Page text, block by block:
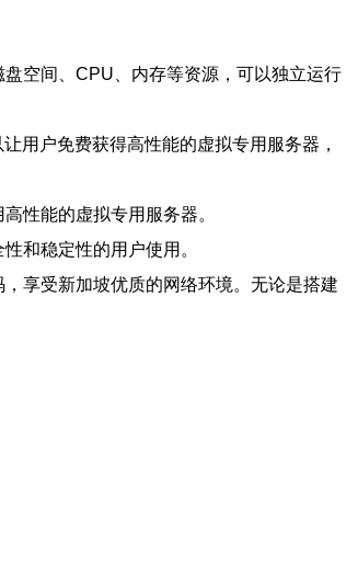
空间、CPU、内存等资源，可以独立运行
用户免费获得高性能的虚拟专用服务器，
性能的虚拟专用服务器。
和稳定性的用户使用。
享受新加坡优质的网络环境。无论是搭建